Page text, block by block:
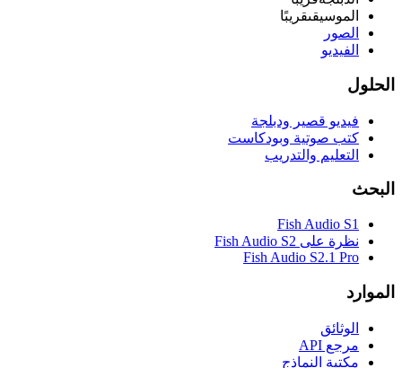
الموسيقىقريبًا
الصور
الفيديو
الحلول
فيديو قصير ودبلجة
كتب صوتية وبودكاست
التعليم والتدريب
البحث
Fish Audio S1
نظرة على Fish Audio S2
Fish Audio S2.1 Pro
الموارد
الوثائق
مرجع API
مكتبة النماذج